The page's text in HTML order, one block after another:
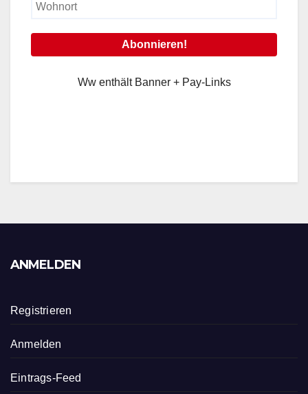
Ww enthält Banner + Pay-Links
ANMELDEN
Registrieren
Anmelden
Eintrags-Feed